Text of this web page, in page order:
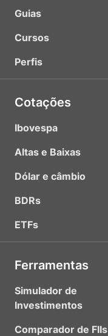
Guias
Cursos
Perfis
Cotações
Ibovespa
Altas e Baixas
Dólar e câmbio
BDRs
ETFs
Ferramentas
Simulador de
Investimentos
Comparador de FIIs